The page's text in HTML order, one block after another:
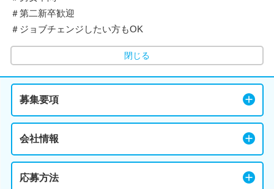
＃第二新卒歓迎
＃ジョブチェンジしたい方もOK
閉じる
募集要項
会社情報
応募方法